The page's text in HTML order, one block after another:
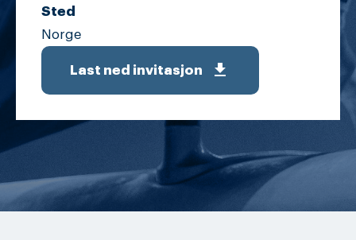
Sted
Norge
Last ned invitasjon get_app